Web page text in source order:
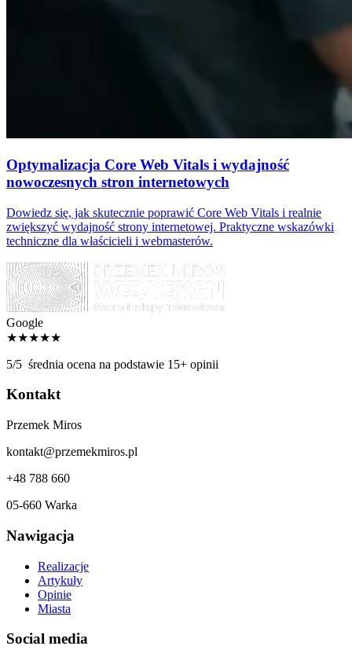
Optymalizacja Core Web Vitals i wydajność
nowoczesnych stron internetowych
Dowiedz się, jak skutecznie poprawić Core Web Vitals i realnie
zwiększyć wydajność strony internetowej. Praktyczne wskazówki
techniczne dla właścicieli i webmasterów.
Google
★★★★★
5/5 średnia ocena na podstawie 15+ opinii
Kontakt
Przemek Miros
kontakt@przemekmiros.pl
+48 788 660
05-660 Warka
Nawigacja
Realizacje
Artykuły
Opinie
Miasta
Social media